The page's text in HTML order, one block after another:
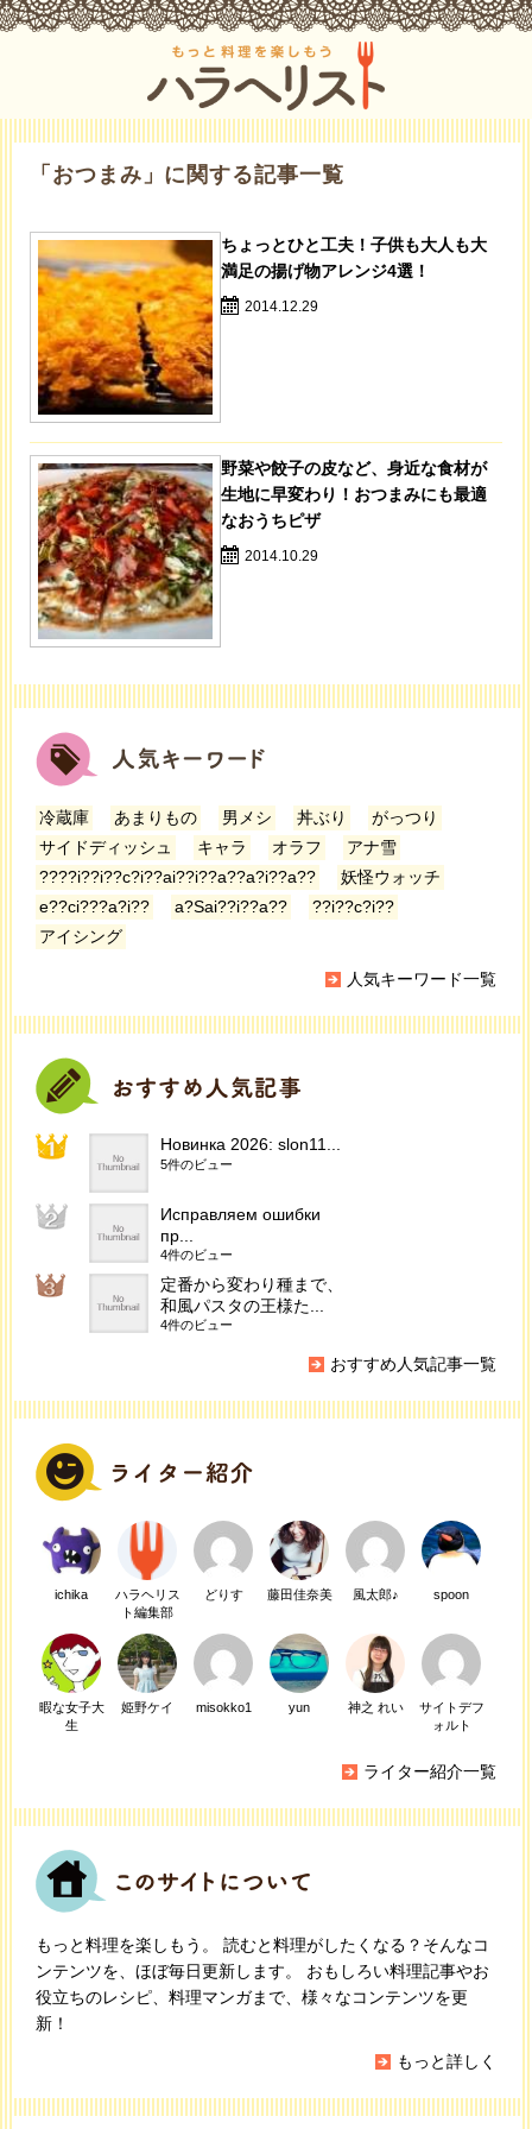
「おつまみ」に関する記事一覧
ちょっとひと工夫！子供も大人も大
満足の揚げ物アレンジ4選！
2014.12.29
野菜や餃子の皮など、身近な食材が
生地に早変わり！おつまみにも最適
なおうちピザ
2014.10.29
冷蔵庫 あまりもの 男メシ 丼ぶり
がっつり
サイドディッシュ
キャラ オラフ
アナ雪
????i??i??c?i??ai??i??a??a?i??a??
妖怪ウォッチ
e??ci???a?i??
a?Sai??i??a??
??i??c?i??
アイシング
人気キーワード一覧
Новинка 2026: slon11...
5件のビュー
Исправляем ошибки
пр...
4件のビュー
定番から変わり種まで、
和風パスタの王様た...
4件のビュー
おすすめ人気記事一覧
ichika
ハラヘリス
ト編集部
どりす 藤田佳奈美 風太郎♪ spoon
暇な女子大
生
姫野ケイ misokko1 yun 神之 れい
サイトデフ
ォルト
ライター紹介一覧
もっと料理を楽しもう。 読むと料理がしたくなる？そんなコ
ンテンツを、ほぼ毎日更新します。 おもしろい料理記事やお
役立ちのレシピ、料理マンガまで、様々なコンテンツを更
新！
もっと詳しく